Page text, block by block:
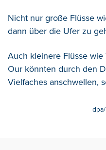
Nicht nur große Flüsse
dann über die Ufer zu
Auch kleinere Flüsse
Our könnten durch den
Vielfaches anschwellen,